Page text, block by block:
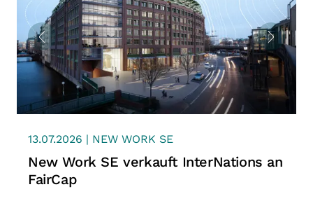
13.07.2026 | NEW WORK SE
New Work SE verkauft InterNations an
FairCap